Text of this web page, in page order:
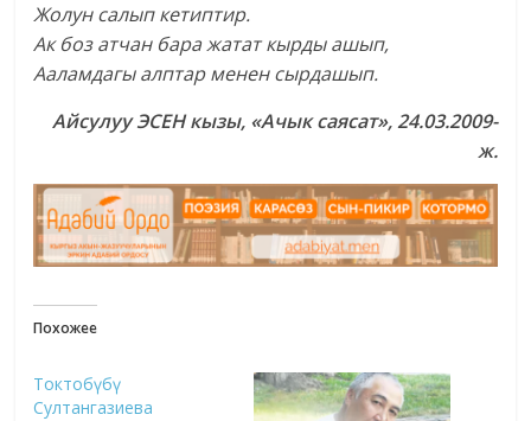
Жолун салып кетиптир.
Ак боз атчан бара жатат кырды ашып,
Ааламдагы алптар менен сырдашып.
Айсулуу ЭСЕН кызы, «Ачык саясат», 24.03.2009-
ж.
Похожее
Toктобүбү
Султангазиева